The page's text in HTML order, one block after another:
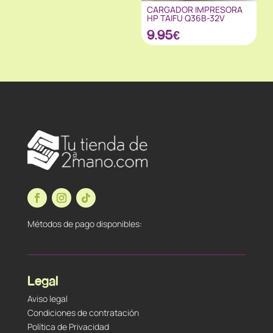
CARGADOR IMPRESORA
HP TAIFU Q36B-32V
9.95€
Métodos de pago disponibles:
Legal
Aviso legal
Condiciones de contratación
Política de Privacidad